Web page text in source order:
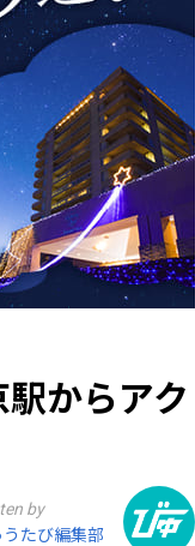
からアク
by
うたび編集部